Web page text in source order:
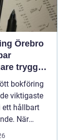
Örebro
trygghet
bokföring
viktigaste
ett hållbart
När